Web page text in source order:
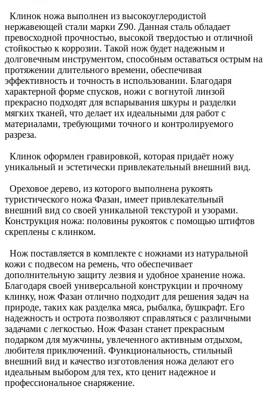
Клинок ножа выполнен из высокоуглеродистой
нержавеющей стали марки Z90. Данная сталь обладает
превосходной прочностью, высокой твердостью и отличной
стойкостью к коррозии. Такой нож будет надежным и
долговечным инструментом, способным оставаться острым на
протяжении длительного времени, обеспечивая
эффективность и точность в использовании. Благодаря
характерной форме спусков, ножи с вогнутой линзой
прекрасно подходят для вспарывания шкуры и разделки
мягких тканей, что делает их идеальными для работ с
материалами, требующими точного и контролируемого
разреза.
Клинок оформлен гравировкой, которая придаёт ножу
уникальный и эстетически привлекательный внешний вид.
Ореховое дерево, из которого выполнена рукоять
туристического ножа Фазан, имеет привлекательный
внешний вид со своей уникальной текстурой и узорами.
Конструкция ножа: половины рукояток с помощью штифтов
скреплены с клинком.
Нож поставляется в комплекте с ножнами из натуральной
кожи с подвесом на ремень, что обеспечивает
дополнительную защиту лезвия и удобное хранение ножа.
Благодаря своей универсальной конструкции и прочному
клинку, нож Фазан отлично подходит для решения задач на
природе, таких как разделка мяса, рыбалка, бушкрафт. Его
надежность и острота позволяют справляться с различными
задачами с легкостью. Нож Фазан станет прекрасным
подарком для мужчины, увлеченного активным отдыхом,
любителя приключений. Функциональность, стильный
внешний вид и качество изготовления ножа делают его
идеальным выбором для тех, кто ценит надежное и
профессиональное снаряжение.